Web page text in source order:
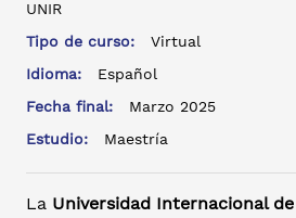
UNIR
Tipo de curso:
Virtual
Idioma:
Español
Fecha final:
Marzo 2025
Estudio:
Maestría
La Universidad Internacional